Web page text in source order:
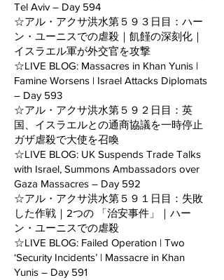
Tel Aviv – Day 594
☆アル・アクサ洪水第５９３日目：ハー
ン・ユーニスでの虐殺｜飢饉の深刻化｜
イスラエル軍が外交官を攻撃
☆LIVE BLOG: Massacres in Khan Yunis |
Famine Worsens | Israel Attacks Diplomats
– Day 593
☆アル・アクサ洪水第５９２日目：英
国、イスラエルとの通商協議を一時停止
ガザ虐殺で大使を召喚
☆LIVE BLOG: UK Suspends Trade Talks
with Israel, Summons Ambassadors over
Gaza Massacres – Day 592
☆アル・アクサ洪水第５９１日目：失敗
した作戦｜2つの 「治安事件」｜ハー
ン・ユーニスでの虐殺
☆LIVE BLOG: Failed Operation | Two
‘Security Incidents’ | Massacre in Khan
Yunis – Day 591